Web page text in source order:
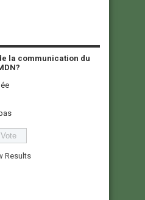
la communication du
Results